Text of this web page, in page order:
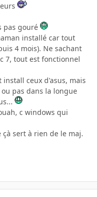
pas gouré
installé car tout
4 mois). Ne sachant
7, tout est fonctionnel
ceux d'asus, mais
pas dans la longue
c windows qui
sert à rien de le maj.